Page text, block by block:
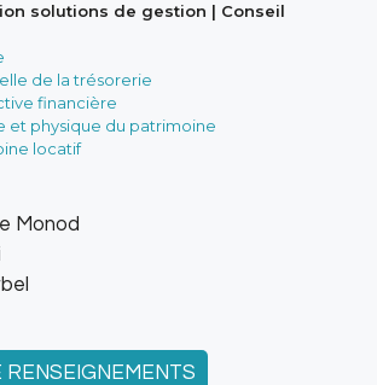
solutions de gestion | Conseil
de la trésorerie
financière
et physique du patrimoine
locatif
Monod
RENSEIGNEMENTS